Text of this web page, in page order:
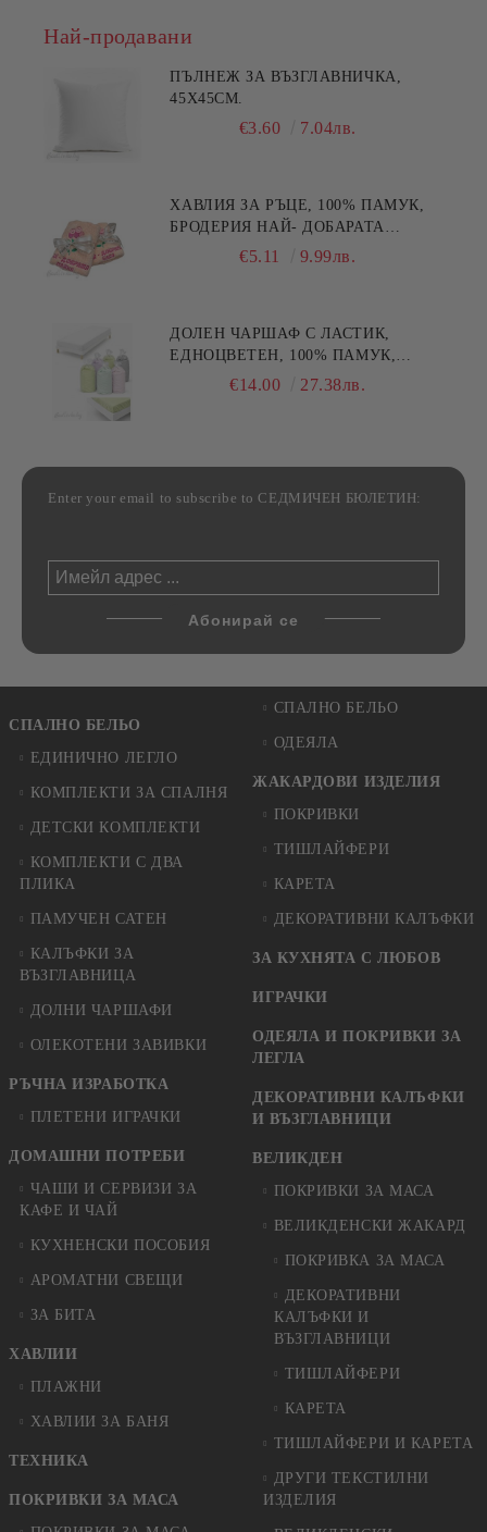
Най-продавани
ПЪЛНЕЖ ЗА ВЪЗГЛАВНИЧКА,
45X45СМ.
€3.60 7.04лв.
ХАВЛИЯ ЗА РЪЦЕ, 100% ПАМУК,
БРОДЕРИЯ НАЙ- ДОБАРАТА
МАЙКА/БАБА , РАЗМЕР:
€5.11 9.99лв.
ДОЛЕН ЧАРШАФ С ЛАСТИК,
ЕДНОЦВЕТЕН, 100% ПАМУК,
РАЗЛИЧНИ РАЗМЕРИ
€14.00 27.38лв.
Enter your email to subscribe to СЕДМИЧЕН БЮЛЕТИН:
СПАЛНО БЕЛЬО
ЕДИНИЧНО ЛЕГЛО
КОМПЛЕКТИ ЗА СПАЛНЯ
ДЕТСКИ КОМПЛЕКТИ
КОМПЛЕКТИ С ДВА
ПЛИКА
ПАМУЧЕН САТЕН
КАЛЪФКИ ЗА
ВЪЗГЛАВНИЦА
ДОЛНИ ЧАРШАФИ
ОЛЕКОТЕНИ ЗАВИВКИ
РЪЧНА ИЗРАБОТКА
ПЛЕТЕНИ ИГРАЧКИ
ДОМАШНИ ПОТРЕБИ
ЧАШИ И СЕРВИЗИ ЗА
КАФЕ И ЧАЙ
КУХНЕНСКИ ПОСОБИЯ
АРОМАТНИ СВЕЩИ
ЗА БИТА
ХАВЛИИ
ПЛАЖНИ
ХАВЛИИ ЗА БАНЯ
ТЕХНИКА
ПОКРИВКИ ЗА МАСА
СПАЛНО БЕЛЬО
ОДЕЯЛА
ЖАКАРДОВИ ИЗДЕЛИЯ
ПОКРИВКИ
ТИШЛАЙФЕРИ
КАРЕТА
ДЕКОРАТИВНИ КАЛЪФКИ
ЗА КУХНЯТА С ЛЮБОВ
ИГРАЧКИ
ОДЕЯЛА И ПОКРИВКИ ЗА
ЛЕГЛА
ДЕКОРАТИВНИ КАЛЪФКИ
И ВЪЗГЛАВНИЦИ
ВЕЛИКДЕН
ПОКРИВКИ ЗА МАСА
ВЕЛИКДЕНСКИ ЖАКАРД
ПОКРИВКА ЗА МАСА
ДЕКОРАТИВНИ
КАЛЪФКИ И
ВЪЗГЛАВНИЦИ
ТИШЛАЙФЕРИ
КАРЕТА
ТИШЛАЙФЕРИ И КАРЕТА
ДРУГИ ТЕКСТИЛНИ
ИЗДЕЛИЯ